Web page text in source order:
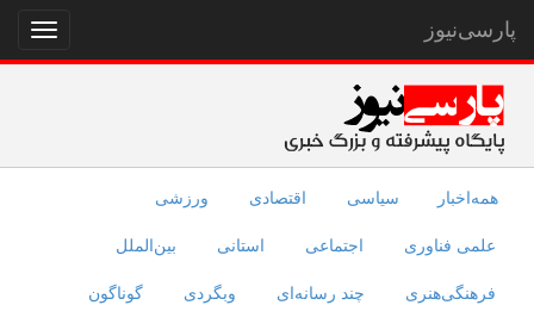
نمایش
منو
پارسی‌نیوز
همه‌اخبار سیاسی اقتصادی ورزشی
علمی فناوری اجتماعی استانی بین‌الملل
فرهنگی‌هنری چند رسانه‌ای وبگردی گوناگون